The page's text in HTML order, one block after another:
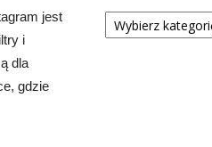
jest
i
dla
gdzie
Kategorie